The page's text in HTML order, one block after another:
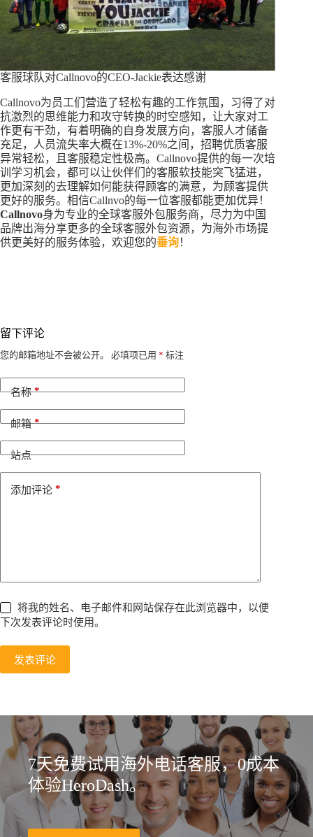
客服球队对Callnovo的CEO-Jackie表达感谢
Callnovo为员工们营造了轻松有趣的工作氛围，习得了对
抗激烈的思维能力和攻守转换的时空感知，让大家对工
作更有干劲，有着明确的自身发展方向，客服人才储备
充足，人员流失率大概在13%-20%之间，招聘优质客服
异常轻松，且客服稳定性极高。Callnovo提供的每一次培
训学习机会，都可以让伙伴们的客服软技能突飞猛进，
更加深刻的去理解如何能获得顾客的满意，为顾客提供
更好的服务。相信Callnvo的每一位客服都能更加优异！
Callnovo身为专业的全球客服外包服务商，尽力为中国
品牌出海分享更多的全球客服外包资源，为海外市场提
供更美好的服务体验，欢迎您的垂询！
留下评论
您的邮箱地址不会被公开。 必填项已用 * 标注
名称*
邮箱*
站点
添加评论 *
将我的姓名、电子邮件和网站保存在此浏览器中，以便
下次发表评论时使用。
发表评论
A
t
e
t
i
7天免费试用海外电话客服，0成本
体验HeroDash。